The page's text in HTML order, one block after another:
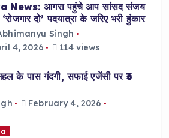
News: आगरा पहुंचे आप सांसद संजय
दो’ पदयात्रा के जरिए भरी हुंकार
Singh
4, 2026
114 views
के पास गंदगी, सफाई एजेंसी पर ₹3
February 4, 2026